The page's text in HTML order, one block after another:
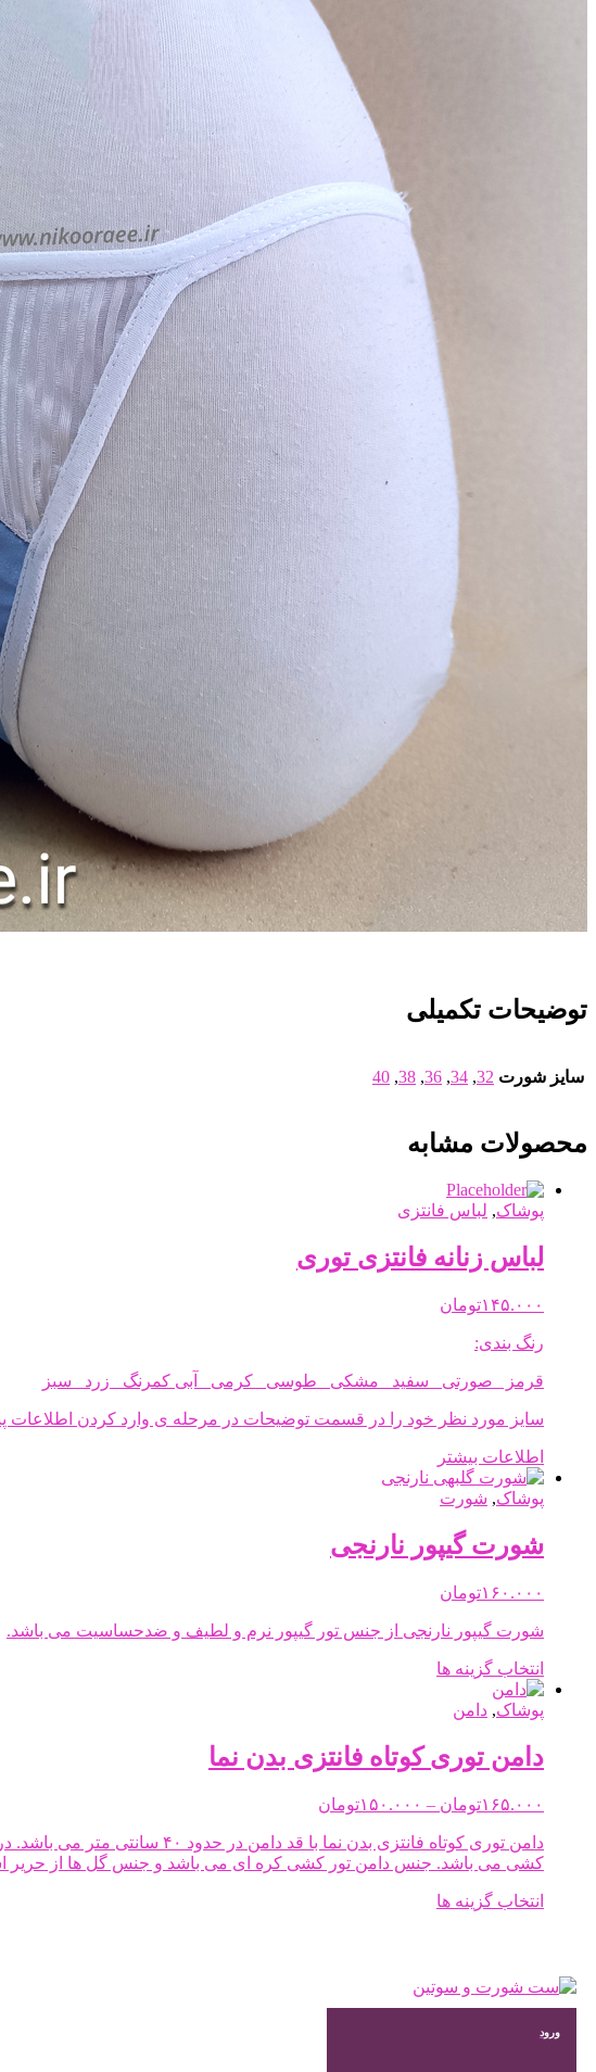
توضیحات تکمیلی
سایز شورت 32
,
34
,
36
,
38
,
40
محصولات مشابه
پوشاک, لباس فانتزی
لباس زنانه فانتزی توری
۱۴۵.۰۰۰تومان
رنگ بندی:
قرمز صورتی سفید مشکی طوسی کرمی آبی کمرنگ زرد سبز
سایز مورد نظر خود را در قسمت توضیحات در مرحله ی وارد کردن اطلاعات
اطلاعات بیشتر
پوشاک, شورت
شورت گیپور نارنجی
۱۶۰.۰۰۰تومان
شورت گیپور نارنجی از جنس تور گیپور نرم و لطیف و ضدحساسیت می باشد.
انتخاب گزینه ها
مختلفی
می
گزینه
ممکن
است
صفحه
پوشاک, دامن
دامن توری کوتاه فانتزی بدن نما
۱۶۵.۰۰۰تومان – ۱۵۰.۰۰۰تومان
۱۵۰.۰۰۰تومان
through
کشی می باشد. جنس دامن تور کشی کره ای می باشد و جنس گل ها از حریر
انتخاب گزینه ها
مختلفی
می
ورود